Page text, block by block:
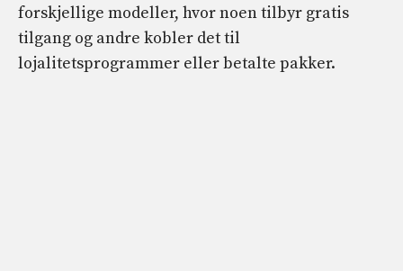
forskjellige modeller, hvor noen tilbyr gratis
tilgang og andre kobler det til
lojalitetsprogrammer eller betalte pakker.